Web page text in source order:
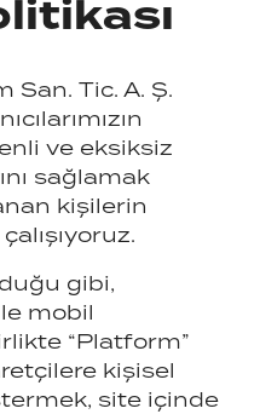
San. Tic. A. Ş.
ve eksiksiz
sağlamak
kişilerin
gibi,
mobil
“Platform”
kişisel
site içinde